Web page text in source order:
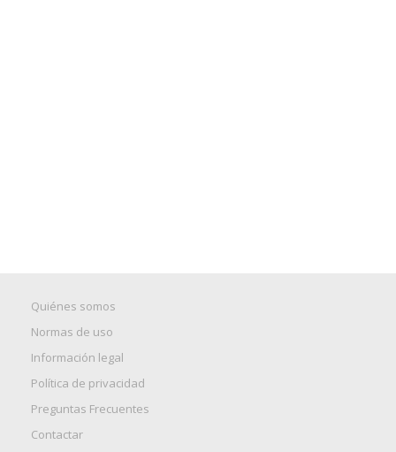
Quiénes somos
Normas de uso
Información legal
Política de privacidad
Preguntas Frecuentes
Contactar